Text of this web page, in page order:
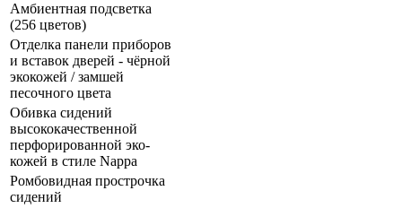
Амбиентная подсветка
(256 цветов)
Отделка панели приборов
и вставок дверей - чёрной
экокожей / замшей
песочного цвета
Обивка сидений
высококачественной
перфорированной эко-
кожей в стиле Nappa
Ромбовидная прострочка
сидений